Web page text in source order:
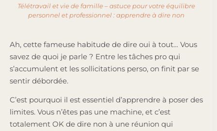
Télétravail et vie de famille – astuce pour votre équilibre
personnel et professionnel : apprendre à dire non
Ah, cette fameuse habitude de dire oui à tout… Vous
savez de quoi je parle ? Entre les tâches pro qui
s’accumulent et les sollicitations perso, on finit par se
sentir débordée.
C’est pourquoi il est essentiel d’apprendre à poser des
limites. Vous n’êtes pas une machine, et c’est
totalement OK de dire non à une réunion qui